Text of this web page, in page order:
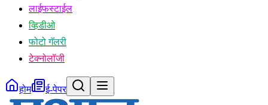
लाईफस्टाईल
व्हिडीओ
फोटो गॅलरी
टेक्नोलॉजी
होम ई-पेपर